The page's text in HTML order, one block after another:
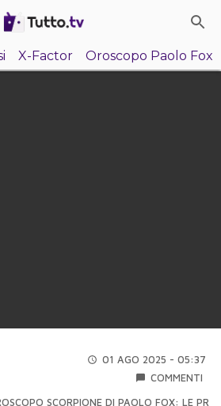
X-Factor Oroscopo Paolo Fox
01 AGO 2025 - 05:37
COMMENTI
SCORPIONE DI PAOLO FOX: LE